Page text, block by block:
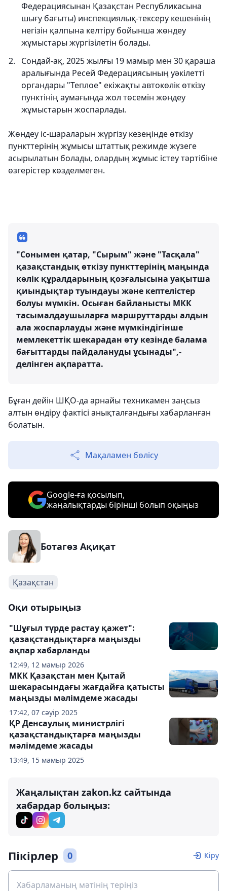
Федерациясынан Қазақстан Республикасына
шығу бағыты) инспекциялық-тексеру кешенінің
негізін қалпына келтіру бойынша жөндеу
жұмыстары жүргізілетін болады.
Сондай-ақ, 2025 жылғы 19 мамыр мен 30 қараша
аралығында Ресей Федерациясының уәкілетті
органдары "Теплое" екіжақты автокөлік өткізу
пунктінің аумағында жол төсемін жөндеу
жұмыстарын жоспарлады.
Жөндеу іс-шараларын жүргізу кезеңінде өткізу
пункттерінің жұмысы штаттық режимде жүзеге
асырылатын болады, олардың жұмыс істеу тәртібіне
өзгерістер көзделмеген.
"Сонымен қатар, "Сырым" және "Тасқала"
қазақстандық өткізу пункттерінің маңында
көлік құралдарының қозғалысына уақытша
қиындықтар туындауы және кептелістер
болуы мүмкін. Осыған байланысты МКК
тасымалдаушыларға маршруттарды алдын
ала жоспарлауды және мүмкіндігінше
мемлекеттік шекарадан өту кезінде балама
бағыттарды пайдалануды ұсынады",-
делінген ақпаратта.
Бұған дейін ШҚО-да арнайы техникамен заңсыз
алтын өндіру фактісі анықталғандығы хабарланған
болатын.
Мақаламен бөлісу
Google-ға қосылып,
жаңалықтарды бірінші болып оқыңыз
Ботагөз Ақиқат
Қазақстан
Оқи отырыңыз
12:49, 12 мамыр 2026
"Шұғыл түрде растау қажет":
қазақстандықтарға маңызды
ақпар хабарланды
17:42, 07 сәуір 2025
МКК Қазақстан мен Қытай
шекарасындағы жағдайға қатысты
маңызды мәлімдеме жасады
13:49, 15 мамыр 2025
ҚР Денсаулық министрлігі
қазақстандықтарға маңызды
мәлімдеме жасады
Жаңалықтан zakon.kz сайтында
хабардар болыңыз:
Пікірлер 0 Кіру